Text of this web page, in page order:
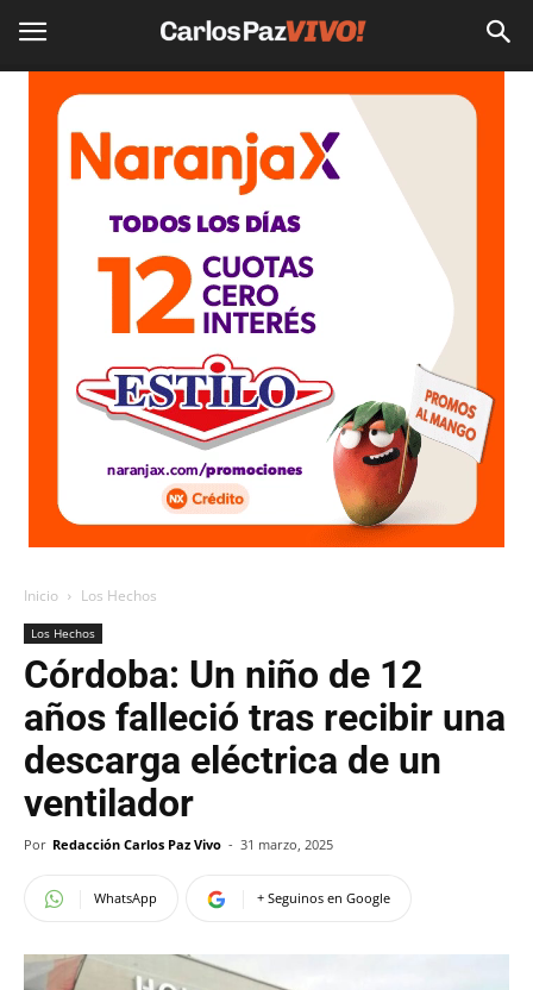
Inicio Los Hechos
Los Hechos
Córdoba: Un niño de 12
años falleció tras recibir una
descarga eléctrica de un
ventilador
Por Redacción Carlos Paz Vivo - 31 marzo, 2025
WhatsApp + Seguinos en Google